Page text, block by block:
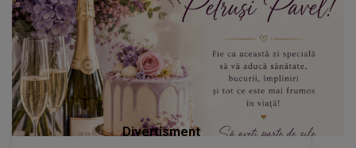
Divertisment